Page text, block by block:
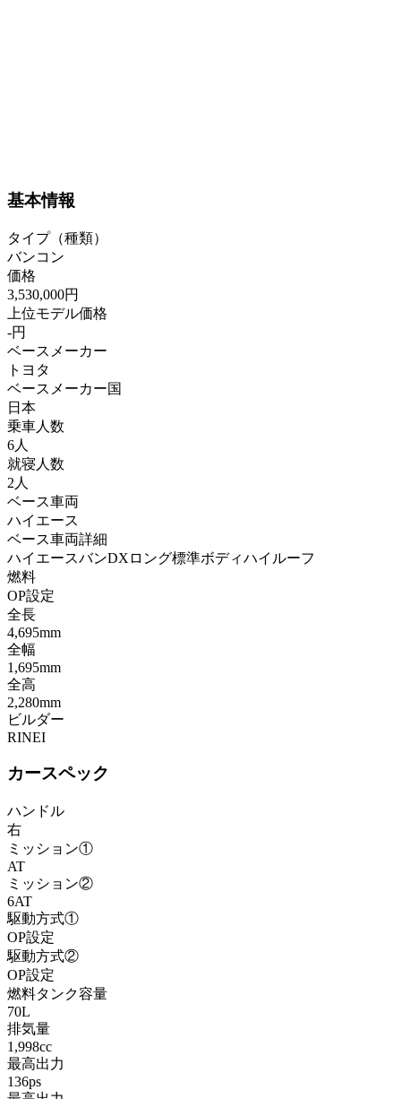
基本情報
タイプ（種類）
バンコン
価格
3,530,000円
上位モデル価格
-円
ベースメーカー
トヨタ
ベースメーカー国
日本
乗車人数
6人
就寝人数
2人
ベース車両
ハイエース
ベース車両詳細
ハイエースバンDXロング標準ボディハイルーフ
燃料
OP設定
全長
4,695mm
全幅
1,695mm
全高
2,280mm
ビルダー
RINEI
カースペック
ハンドル
右
ミッション①
AT
ミッション②
6AT
駆動方式①
OP設定
駆動方式②
OP設定
燃料タンク容量
70L
排気量
1,998cc
最高出力
136ps